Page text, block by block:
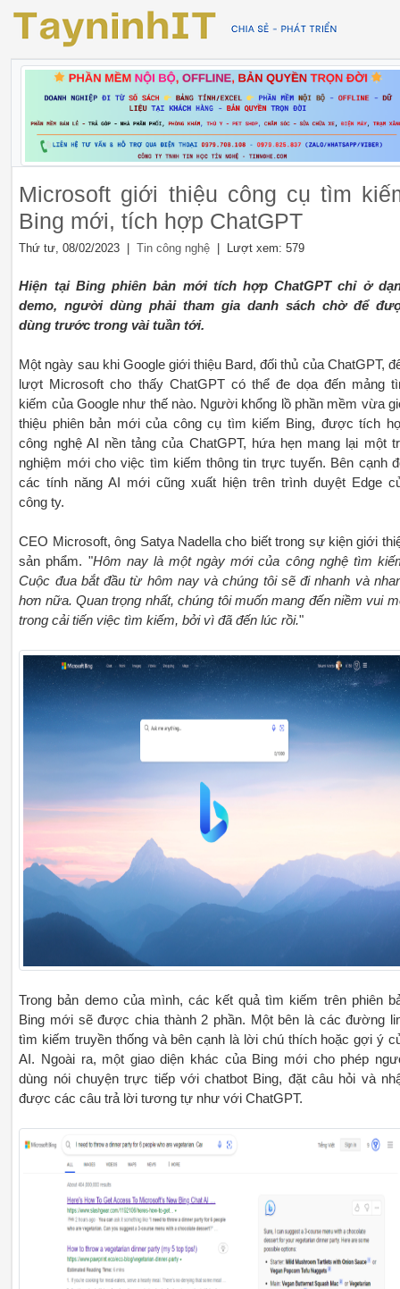
Microsoft giới thiệu công cụ tìm
Bing mới, tích hợp ChatGPT
Thứ tư, 08/02/2023 |Tin công nghệ | Lượt xem: 579
Hiện tại Bing phiên bản mới tích hợp ChatGPT chỉ ở
demo, người dùng phải tham gia danh sách chờ để
dùng trước trong vài tuần tới.
Một ngày sau khi Google giới thiệu Bard, đối thủ của ChatGPT,
lượt Microsoft cho thấy ChatGPT có thể đe dọa đến mảng
kiếm của Google như thế nào. Người khổng lồ phần mềm vừa
thiệu phiên bản mới của công cụ tìm kiếm Bing, được tích
công nghệ AI nền tảng của ChatGPT, hứa hẹn mang lại một
nghiệm mới cho việc tìm kiếm thông tin trực tuyến. Bên cạnh
các tính năng AI mới cũng xuất hiện trên trình duyệt Edge
công ty.
CEO Microsoft, ông Satya Nadella cho biết trong sự kiện giới
sản phẩm. "Hôm nay là một ngày mới của công nghệ tìm
Cuộc đua bắt đầu từ hôm nay và chúng tôi sẽ đi nhanh và
hơn nữa. Quan trọng nhất, chúng tôi muốn mang đến niềm vui
trong cải tiến việc tìm kiếm, bởi vì đã đến lúc rồi."
Trong bản demo của mình, các kết quả tìm kiếm trên phiên
Bing mới sẽ được chia thành 2 phần. Một bên là các đường
tìm kiếm truyền thống và bên cạnh là lời chú thích hoặc gợi ý
AI. Ngoài ra, một giao diện khác của Bing mới cho phép
dùng nói chuyện trực tiếp với chatbot Bing, đặt câu hỏi và
được các câu trả lời tương tự như với ChatGPT.